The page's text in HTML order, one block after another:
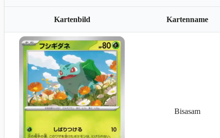
Kartenbild Kartenname
Bisasam